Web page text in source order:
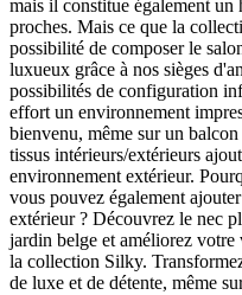
mais il constitue également
proches. Mais ce que la
possibilité de composer le
luxueux grâce à nos sièges
possibilités de configuration
effort un environnement
bienvenu, même sur un
tissus intérieurs/extérieurs
environnement extérieur.
vous pouvez également
extérieur ? Découvrez le nec
jardin belge et améliorez
la collection Silky.
de luxe et de détente, même